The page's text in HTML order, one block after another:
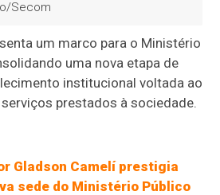
Secom
um marco para o Ministério
uma nova etapa de
institucional voltada ao
prestados à sociedade.
Gladson Camelí prestigia
sede do Ministério Público